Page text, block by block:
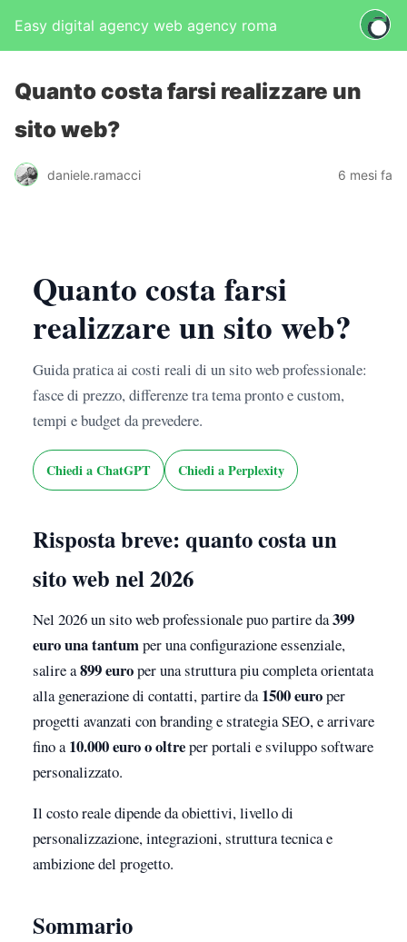
Easy digital agency web agency roma
Quanto costa farsi realizzare un
sito web?
daniele.ramacci 6 mesi fa
Quanto costa farsi
realizzare un sito web?
Guida pratica ai costi reali di un sito web professionale:
fasce di prezzo, differenze tra tema pronto e custom,
tempi e budget da prevedere.
Chiedi a ChatGPT Chiedi a Perplexity
Risposta breve: quanto costa un
sito web nel 2026
Nel 2026 un sito web professionale puo partire da399
euro una tantumper una configurazione essenziale,
salire a899 europer una struttura piu completa orientata
alla generazione di contatti, partire da1500 europer
progetti avanzati con branding e strategia SEO, e arrivare
fino a10.000 euro o oltreper portali e sviluppo software
personalizzato.
Il costo reale dipende da obiettivi, livello di
personalizzazione, integrazioni, struttura tecnica e
ambizione del progetto.
Sommario